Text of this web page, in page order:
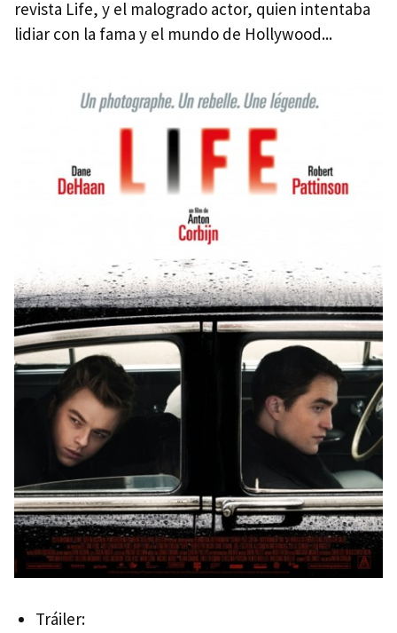
revista Life, y el malogrado actor, quien intentaba
lidiar con la fama y el mundo de Hollywood...
Tráiler: